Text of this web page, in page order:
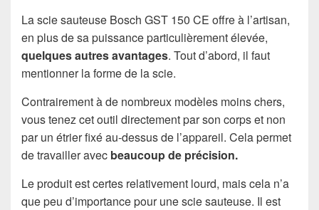
La scie sauteuse Bosch GST 150 CE offre à l’artisan,
en plus de sa puissance particulièrement élevée,
quelques autres avantages. Tout d’abord, il faut
mentionner la forme de la scie.
Contrairement à de nombreux modèles moins chers,
vous tenez cet outil directement par son corps et non
par un étrier fixé au-dessus de l’appareil. Cela permet
de travailler avec beaucoup de précision.
Le produit est certes relativement lourd, mais cela n’a
que peu d’importance pour une scie sauteuse. Il est